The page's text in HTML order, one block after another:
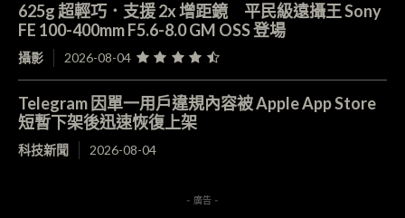
625g 超輕巧．支援 2x 增距鏡 平民級遠攝王 Sony
FE 100-400mm F5.6-8.0 GM OSS 登場
攝影 2026-08-04
Telegram 因單一用戶違規內容被 Apple App Store
短暫下架後迅速恢復上架
科技新聞 2026-08-04
- 廣告 -